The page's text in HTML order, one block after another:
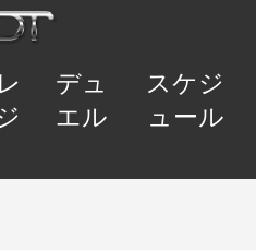
デュ
エル
スケジ
ュール